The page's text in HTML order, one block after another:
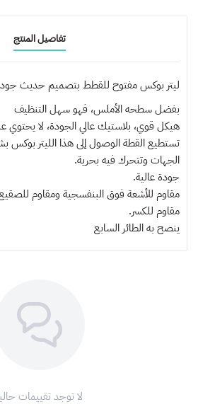
تفاصيل المنتج
ليتر بوكس مفتوح للقطط بتصميم حديث
بفضل سطحه الأملس، فهو سهل التنظيف
هيكل قوي، بلاستيك عالي الجودة، لا يحتوي
تستطيع القطة الوصول إلى هذا الليتر
الجهات وتتحرك فيه بحرية.
جودة عالية.
مقاوم للأشعة فوق البنفسجية ومقاوم للصقيع حتى
مقاوم للكسر.
ينصح بهالطائر السابع
لا توجد تقييمات